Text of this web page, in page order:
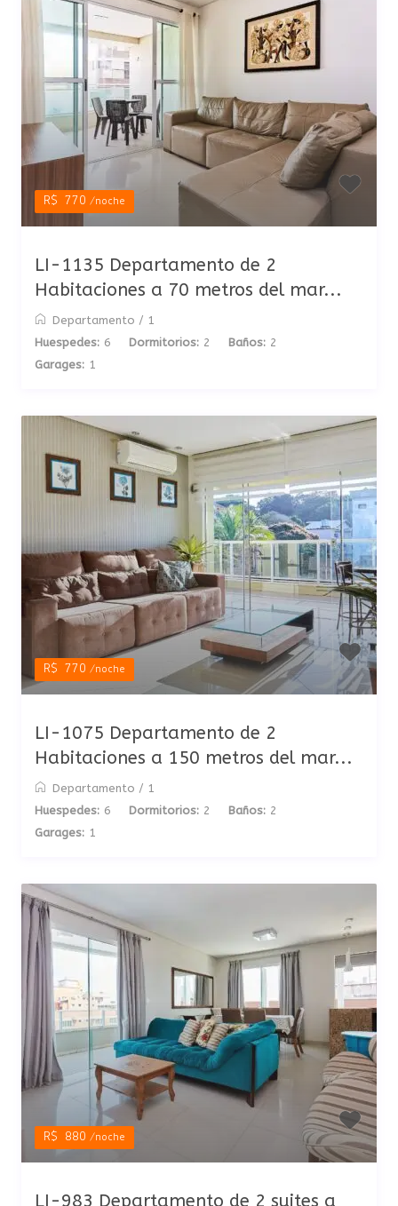
R$ 770/noche
LI-1135 Departamento de 2
Habitaciones a 70 metros del mar...
Departamento / 1
Huespedes: 6 Dormitorios: 2 Baños: 2
Garages: 1
R$ 770/noche
LI-1075 Departamento de 2
Habitaciones a 150 metros del mar...
Departamento / 1
Huespedes: 6 Dormitorios: 2 Baños: 2
Garages: 1
R$ 880/noche
LI-983 Departamento de 2 suites a